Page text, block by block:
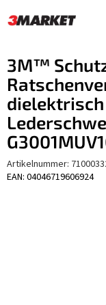
Inhalt
3M™
dielektrisch
Artikelnummer:
EAN: 04046719606924